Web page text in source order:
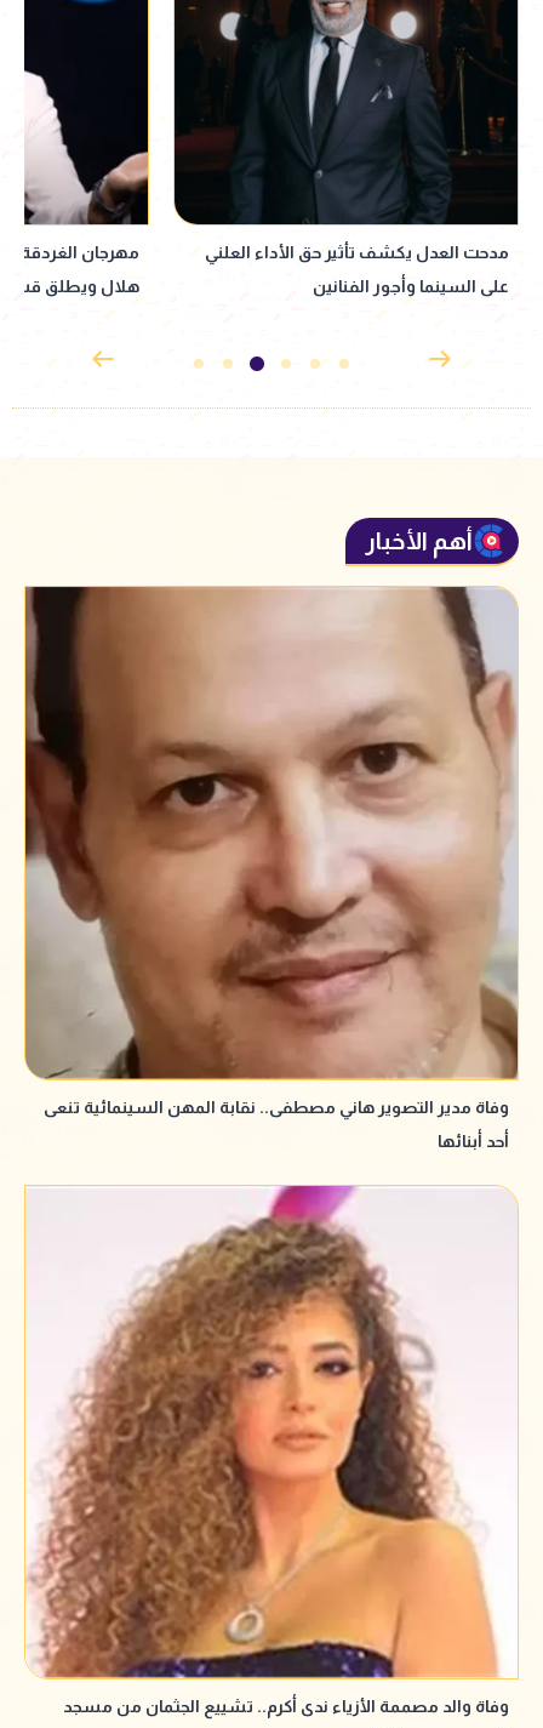
حق الأداء العلني
مهرجان الغردقة لسينما الشباب يكرّم
هلال ويطلق قسم صوت السينما
أهم الأخبار
وفاة مدير التصوير هاني مصطفى.. نقابة المهن السينمائية تنعى
أحد أبنائها
وفاة والد مصممة الأزياء ندى أكرم.. تشييع الجثمان من مسجد